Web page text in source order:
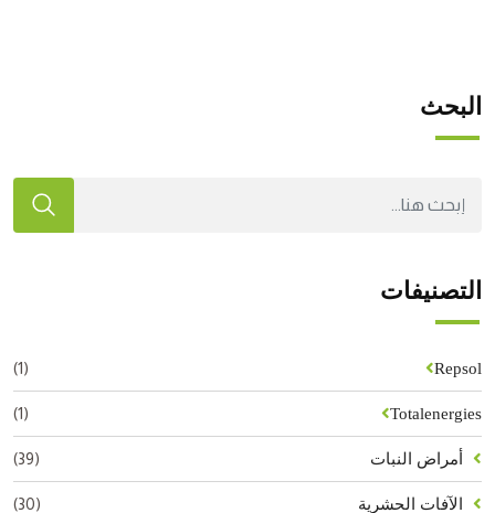
البحث
التصنيفات
Repsol
(1)
Totalenergies
(1)
أمراض النبات (39)
الآفات الحشرية (30)